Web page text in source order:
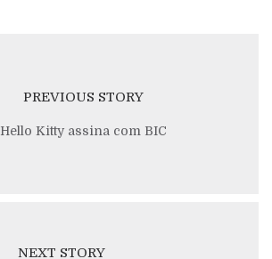
PREVIOUS STORY
Hello Kitty assina com BIC
NEXT STORY